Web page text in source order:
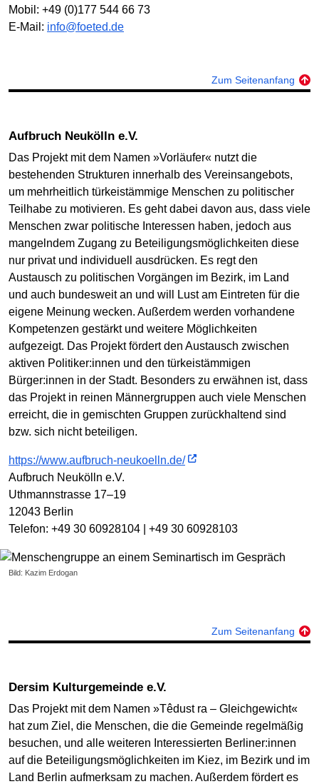
Mobil: +49 (0)177 544 66 73
E-Mail: info@foeted.de
Zum Seitenanfang
Bild: Kazim Erdogan
Aufbruch Neukölln e.V.
Das Projekt mit dem Namen »Vorläufer« nutzt die
bestehenden Strukturen innerhalb des Vereinsangebots,
um mehrheitlich türkeistämmige Menschen zu politischer
Teilhabe zu motivieren. Es geht dabei davon aus, dass viele
Menschen zwar politische Interessen haben, jedoch aus
mangelndem Zugang zu Beteiligungsmöglichkeiten diese
nur privat und individuell ausdrücken. Es regt den
Austausch zu politischen Vorgängen im Bezirk, im Land
und auch bundesweit an und will Lust am Eintreten für die
eigene Meinung wecken. Außerdem werden vorhandene
Kompetenzen gestärkt und weitere Möglichkeiten
aufgezeigt. Das Projekt fördert den Austausch zwischen
aktiven Politiker:innen und den türkeistämmigen
Bürger:innen in der Stadt. Besonders zu erwähnen ist, dass
das Projekt in reinen Männergruppen auch viele Menschen
erreicht, die in gemischten Gruppen zurückhaltend sind
bzw. sich nicht beteiligen.
https://www.aufbruch-neukoelln.de/
Aufbruch Neukölln e.V.
Uthmannstrasse 17–19
12043 Berlin
Telefon: +49 30 60928104 | +49 30 60928103
Zum Seitenanfang
Dersim Kulturgemeinde e.V.
Das Projekt mit dem Namen »Têdust ra – Gleichgewicht«
hat zum Ziel, die Menschen, die die Gemeinde regelmäßig
besuchen, und alle weiteren Interessierten Berliner:innen
auf die Beteiligungsmöglichkeiten im Kiez, im Bezirk und im
Land Berlin aufmerksam zu machen. Außerdem fördert es